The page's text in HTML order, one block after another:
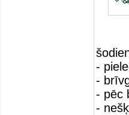
-
-
- pēc
-